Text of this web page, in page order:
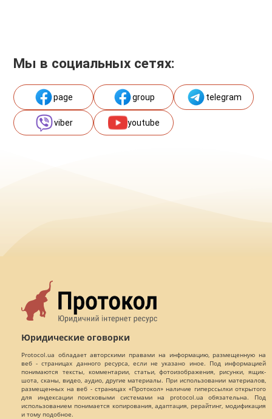
Мы в социальных сетях:
page group telegram
viber youtube
Юридические оговорки
Protocol.ua обладает авторскими правами на информацию, размещенную на
веб - страницах данного ресурса, если не указано иное. Под информацией
понимаются тексты, комментарии, статьи, фотоизображения, рисунки, ящик-
шота, сканы, видео, аудио, другие материалы. При использовании материалов,
размещенных на веб - страницах «Протокол» наличие гиперссылки открытого
для индексации поисковыми системами на protocol.ua обязательна. Под
использованием понимается копирования, адаптация, рерайтинг, модификация
и тому подобное.